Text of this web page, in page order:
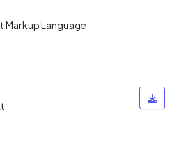
Markup Language